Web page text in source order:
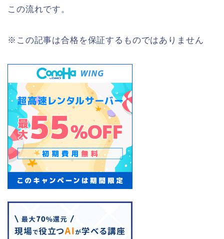
この流れです。
※この記事は合格を保証するものではありません